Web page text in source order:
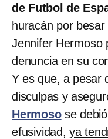
de Futbol de
huracán por
Jennifer Hermoso
denuncia en su
Y es que, a pesar
disculpas y
Hermosose
efusividad,ya